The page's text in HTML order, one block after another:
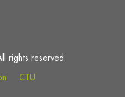
rights reserved.
CTU